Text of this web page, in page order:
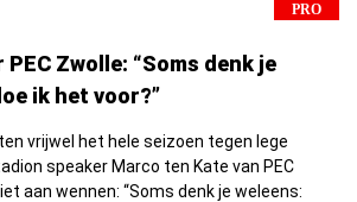
PRO
Zwolle: “Soms denk je
ik het voor?”
vrijwel het hele seizoen tegen lege
speaker Marco ten Kate van PEC
aan wennen: “Soms denk je weleens: